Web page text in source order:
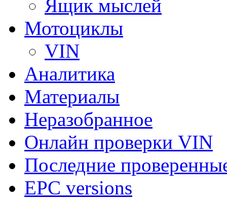
Ящик мыслей
Мотоциклы
VIN
Аналитика
Материалы
Неразобранное
Онлайн проверки VIN
Последние
EPC versions